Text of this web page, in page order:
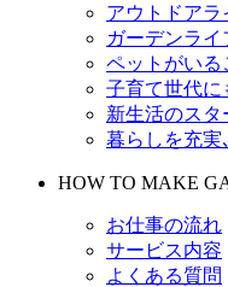
アウトドアラ
ガーデンラ
ペットがいる
子育て世代に
新生活のスタ
暮らしを充実
HOW TO MAKE
お仕事の流れ
サービス内容
よくある質問